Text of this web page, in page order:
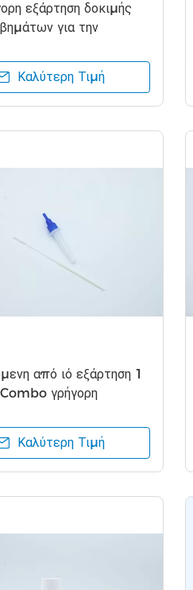
εξάρτηση δοκιμής
για την
Καλύτερη Τιμή
από ιό εξάρτηση 1
γρήγορη
Καλύτερη Τιμή